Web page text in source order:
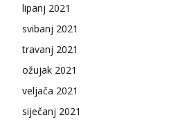
lipanj 2021
svibanj 2021
travanj 2021
ožujak 2021
veljača 2021
siječanj 2021